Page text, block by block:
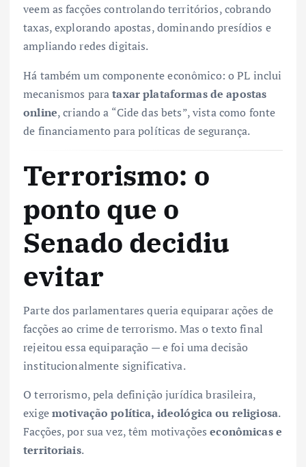
veem as facções controlando territórios, cobrando
taxas, explorando apostas, dominando presídios e
ampliando redes digitais.
Há também um componente econômico: o PL inclui
mecanismos parataxar plataformas de apostas
online, criando a “Cide das bets”, vista como fonte
de financiamento para políticas de segurança.
Terrorismo: o
ponto que o
Senado decidiu
evitar
Parte dos parlamentares queria equiparar ações de
facções ao crime de terrorismo. Mas o texto final
rejeitou essa equiparação — e foi uma decisão
institucionalmente significativa.
O terrorismo, pela definição jurídica brasileira,
exigemotivação política, ideológica ou religiosa.
Facções, por sua vez, têm motivaçõeseconômicas e
territoriais.